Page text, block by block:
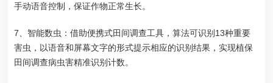
手动语音控制，保证作物正常生长。
7、智能数虫：借助便携式田间调查工具，算法可识别13种重要
害虫，以语音和屏幕文字的形式提示相应的识别结果，实现植保
田间调查病虫害精准识别计数。